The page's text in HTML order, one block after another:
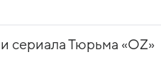
сериала Тюрьма «ОZ»